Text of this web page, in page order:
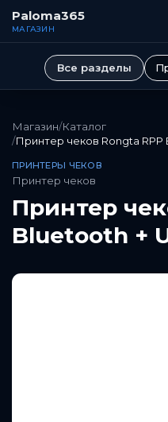
Перейти к основному
Paloma365
МАГАЗИН
Все разделы
Магазин/Каталог
/Принтер чеков Rongta RPP
ПРИНТЕРЫ ЧЕКОВ
Принтер чеков
Принтер
Bluetooth +